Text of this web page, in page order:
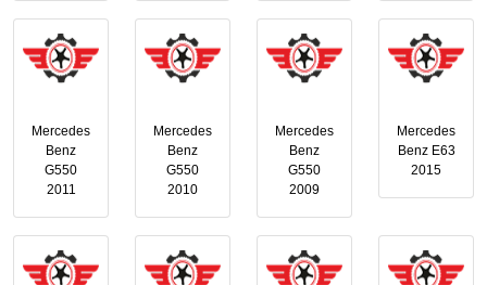
Mercedes
Benz E63
2015
Mercedes
Benz
G550
2009
Mercedes
Benz
G550
2010
Mercedes
Benz
G550
2011